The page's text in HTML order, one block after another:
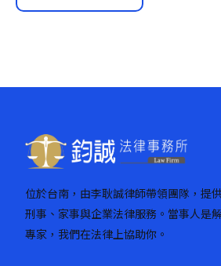
位於台南，由李耿誠律師帶領團隊，提
刑事、家事與企業法律服務。當事人是
專家，我們在法律上協助你。